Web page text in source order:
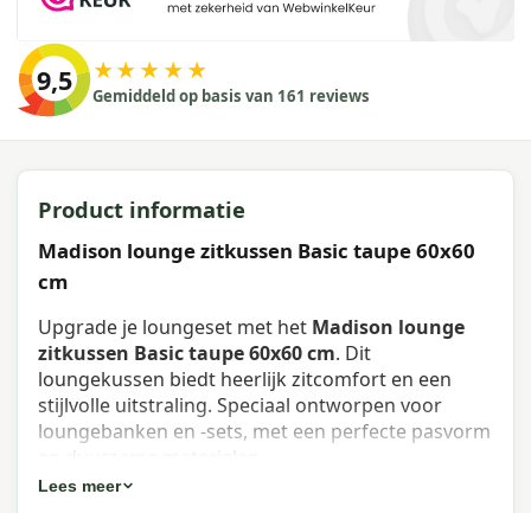
9,5 ★★★★★
Gemiddeld op basis van 161 reviews
Product informatie
Madison lounge zitkussen Basic taupe 60x60
cm
Upgrade je loungeset met het Madison lounge
zitkussen Basic taupe 60x60 cm. Dit
loungekussen biedt heerlijk zitcomfort en een
stijlvolle uitstraling. Speciaal ontworpen voor
loungebanken en -sets, met een perfecte pasvorm
Lees meer